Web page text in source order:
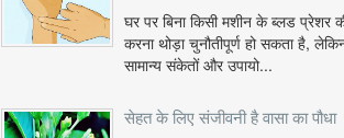
घर पर बिना किसी मशीन के ब्लड प्रेशर
करना थोड़ा चुनौतीपूर्ण हो सकता है,
सामान्य संकेतों और उपायो...
सेहत के लिए संजीवनी है वासा का पौधा